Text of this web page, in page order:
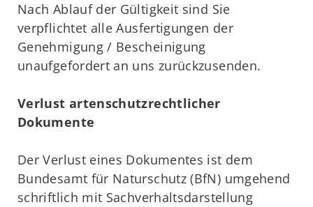
Nach Ablauf der Gültigkeit sind Sie
verpflichtet alle Ausfertigungen der
Genehmigung / Bescheinigung
unaufgefordert an uns zurückzusenden.
Verlust artenschutzrechtlicher
Dokumente
Der Verlust eines Dokumentes ist dem
Bundesamt für Naturschutz (BfN) umgehend
schriftlich mit Sachverhaltsdarstellung